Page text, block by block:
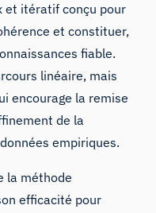
et itératif conçu pour
et constituer,
fiable.
linéaire, mais
encourage la remise
de la
empiriques.
la méthode
efficacité pour